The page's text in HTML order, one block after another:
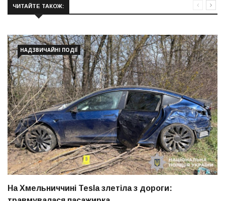
ЧИТАЙТЕ ТАКОЖ:
НАДЗВИЧАЙНІ ПОДІЇ
На Хмельниччині Tesla злетіла з дороги: